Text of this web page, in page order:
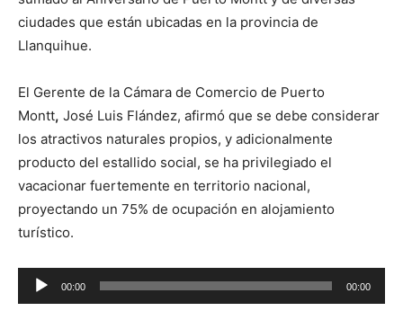
ciudades que están ubicadas en la provincia de
Llanquihue.
El Gerente de la Cámara de Comercio de Puerto
Montt, José Luis Flández, afirmó que se debe considerar
los atractivos naturales propios, y adicionalmente
producto del estallido social, se ha privilegiado el
vacacionar fuertemente en territorio nacional,
proyectando un 75% de ocupación en alojamiento
turístico.
Reproductor
de
00:00 00:00